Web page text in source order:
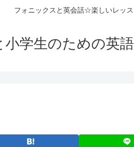
フォニックスと英会話☆楽しいレッス
小学生のための英